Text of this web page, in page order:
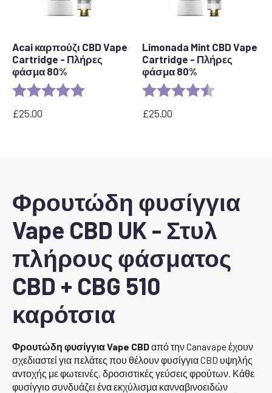
Acai καρπούζι CBD Vape
Cartridge - Πλήρες
φάσμα 80%
Αξιολόγηση: 5,0 από 5 αστέρια
£25.00
Limonada Mint CBD Vape
Cartridge - Πλήρες
φάσμα 80%
Αξιολόγηση:
£25.00
Φρουτώδη φυσίγγια
Vape CBD UK - Στυλ
πλήρους φάσματος
CBD + CBG 510
καρότσια
Φρουτώδη φυσίγγια Vape CBDαπό την Canavape έχουν
σχεδιαστεί για πελάτες που θέλουν φυσίγγια CBD υψηλής
αντοχής με φωτεινές, δροσιστικές γεύσεις φρούτων. Κάθε
φυσίγγιο συνδυάζει ένα εκχύλισμα κανναβινοειδών